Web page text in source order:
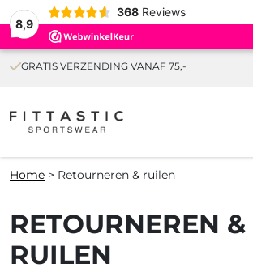
8,9
368 Reviews
GRATIS VERZENDING VANAF 75,-
Home > Retourneren & ruilen
RETOURNEREN &
RUILEN